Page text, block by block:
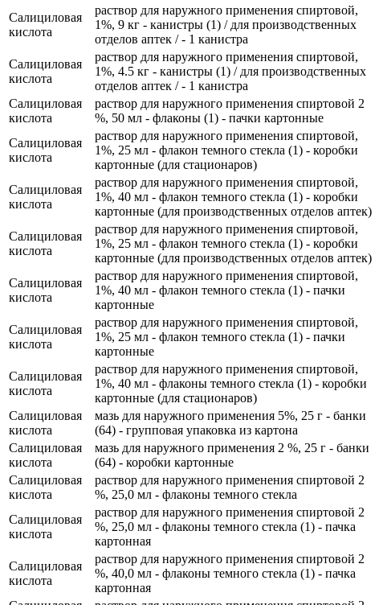
Салициловая
кислота
раствор для наружного применения спиртовой,
1%, 9 кг - канистры (1) / для производственных
отделов аптек / - 1 канистра
Салициловая
кислота
раствор для наружного применения спиртовой,
1%, 4.5 кг - канистры (1) / для производственных
отделов аптек / - 1 канистра
Салициловая
кислота
раствор для наружного применения спиртовой 2
%, 50 мл - флаконы (1) - пачки картонные
Салициловая
кислота
раствор для наружного применения спиртовой,
1%, 25 мл - флакон темного стекла (1) - коробки
картонные (для стационаров)
Салициловая
кислота
раствор для наружного применения спиртовой,
1%, 40 мл - флакон темного стекла (1) - коробки
картонные (для производственных отделов аптек)
Салициловая
кислота
раствор для наружного применения спиртовой,
1%, 25 мл - флакон темного стекла (1) - коробки
картонные (для производственных отделов аптек)
Салициловая
кислота
раствор для наружного применения спиртовой,
1%, 40 мл - флакон темного стекла (1) - пачки
картонные
Салициловая
кислота
раствор для наружного применения спиртовой,
1%, 25 мл - флакон темного стекла (1) - пачки
картонные
Салициловая
кислота
раствор для наружного применения спиртовой,
1%, 40 мл - флаконы темного стекла (1) - коробки
картонные (для стационаров)
Салициловая
кислота
мазь для наружного применения 5%, 25 г - банки
(64) - групповая упаковка из картона
Салициловая
кислота
мазь для наружного применения 2 %, 25 г - банки
(64) - коробки картонные
Салициловая
кислота
раствор для наружного применения спиртовой 2
%, 25,0 мл - флаконы темного стекла
Салициловая
кислота
раствор для наружного применения спиртовой 2
%, 25,0 мл - флаконы темного стекла (1) - пачка
картонная
Салициловая
кислота
раствор для наружного применения спиртовой 2
%, 40,0 мл - флаконы темного стекла (1) - пачка
картонная